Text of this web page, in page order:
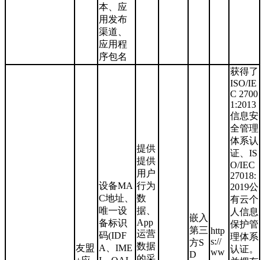
本、应
用发布
渠道、
应用程
序包名
友盟
设备MA
C地址、
唯一设
备标识
码(IDF
A、IME
提供
提供
用户
行为
数
据、
App
运营
数据
嵌入
第三
方S
D
http
s://
ww
获得了
ISO/IE
C 2700
1:2013
信息安
全管理
体系认
证、IS
O/IEC
27018:
2019公
有云个
人信息
保护管
理体系
认证。